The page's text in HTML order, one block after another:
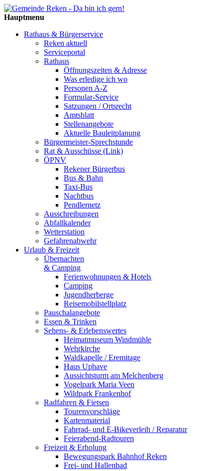
Hauptmenu
Rathaus & Bürgerservice
Reken aktuell
Serviceportal
Rathaus
Öffnungszeiten & Adresse
Was erledige ich wo
Personen A-Z
Formular-Service
Satzungen / Ortsrecht
Amtsblatt
Stellenangebote
Aktuelle Bauleitplanung
Bürgermeister-Sprechstunde
Rat & Ausschüsse (Link)
ÖPNV
Rekener Bürgerbus
Bus & Bahn
Taxi-Bus
Nachtbus
Pendlernetz
Ausschreibungen
Abfallkalender
Wetterstation
Gefahrenabwehr
Urlaub & Freizeit
Übernachten
& Camping
Ferienwohnungen & Hotels
Camping
Jugendherberge
Reisemobilstellplatz
Pauschalangebote
Essen & Trinken
Sehens- & Erlebenswertes
Heimatmuseum Windmühle
Wehrkirche
Waldkapelle / Eremitage
Haus Uphave
Aussichtsturm am Melchenberg
Vogelpark Maria Veen
Wildpark Frankenhof
Radfahren & Fietsen
Tourenvorschläge
Kartenmaterial
Fahrrad- und E-Bikeverleih / Reparatur
Feierabend-Radtouren
Freizeit & Erholung
Bewegungspark Bahnhof Reken
Frei- und Hallenbad